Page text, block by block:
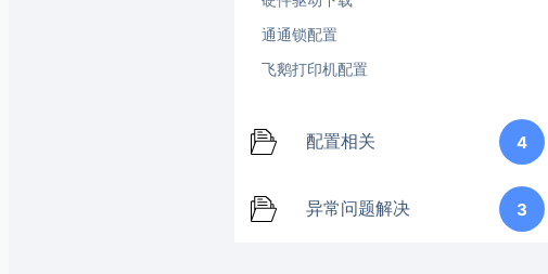
通通锁配置
飞鹅打印机配置
配置相关 4
异常问题解决 3